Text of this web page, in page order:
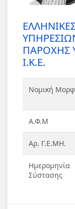
ΠΑΡΟΧΗΣ
Ι.Κ.Ε.
Νομική
Α.Φ.Μ
Αρ. Γ.Ε.ΜΗ.
Ημερομηνία
Σύστασης